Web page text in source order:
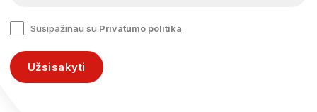
Susipažinau su Privatumo politika
Užsisakyti